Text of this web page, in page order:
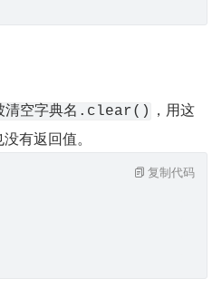
清空字典名.clear()
，用这
有返回值。
复制代码